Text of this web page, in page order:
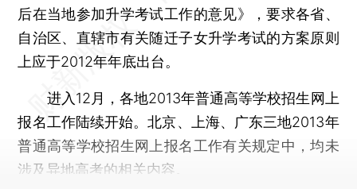
后在当地参加升学考试工作的意见》，要求各省、
自治区、直辖市有关随迁子女升学考试的方案原则
上应于2012年年底出台。
进入12月，各地2013年普通高等学校招生网上
报名工作陆续开始。北京、上海、广东三地2013年
普通高等学校招生网上报名工作有关规定中，均未
涉及异地高考的相关内容。